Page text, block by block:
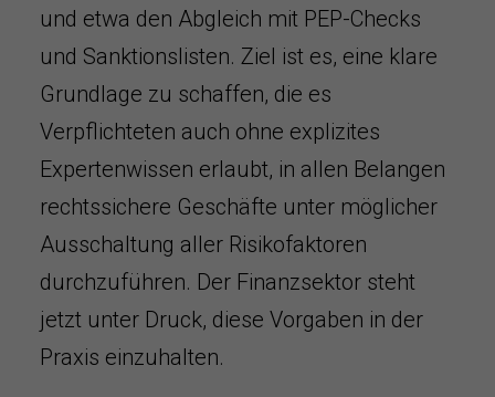
und etwa den Abgleich mit PEP-Checks
und Sanktionslisten. Ziel ist es, eine klare
Grundlage zu schaffen, die es
Verpflichteten auch ohne explizites
Expertenwissen erlaubt, in allen Belangen
rechtssichere Geschäfte unter möglicher
Ausschaltung aller Risikofaktoren
durchzuführen. Der Finanzsektor steht
jetzt unter Druck, diese Vorgaben in der
Praxis einzuhalten.